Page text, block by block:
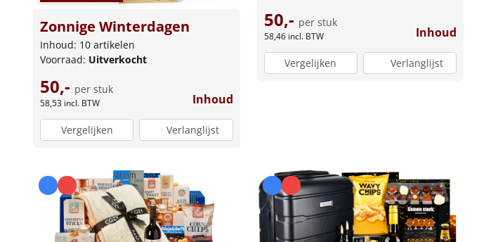
Zonnige Winterdagen
Inhoud: 10 artikelen
Voorraad: Uitverkocht
50,- per stuk
58,53 incl. BTW Inhoud
Vergelijken Verlanglijst
50,- per stuk
58,46 incl. BTW Inhoud
Vergelijken Verlanglijst